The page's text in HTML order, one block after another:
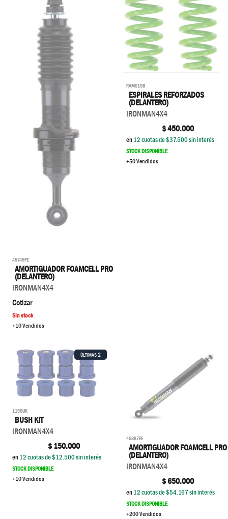
45745FE
AMORTIGUADOR FOAMCELL PRO
(DELANTERO)
IRONMAN4X4
Cotizar
Sin stock
+10 Vendidos
RAM015B
ESPIRALES REFORZADOS
(DELANTERO)
IRONMAN4X4
$450.000
en12cuotas de $37.500sin interés
STOCK DISPONIBLE
+50 Vendidos
ÚLTIMAS2
1190UK
BUSH KIT
IRONMAN4X4
$150.000
en12cuotas de $12.500sin interés
STOCK DISPONIBLE
+10 Vendidos
45887FE
AMORTIGUADOR FOAMCELL PRO
(DELANTERO)
IRONMAN4X4
$650.000
en12cuotas de $54.167sin interés
STOCK DISPONIBLE
+200 Vendidos